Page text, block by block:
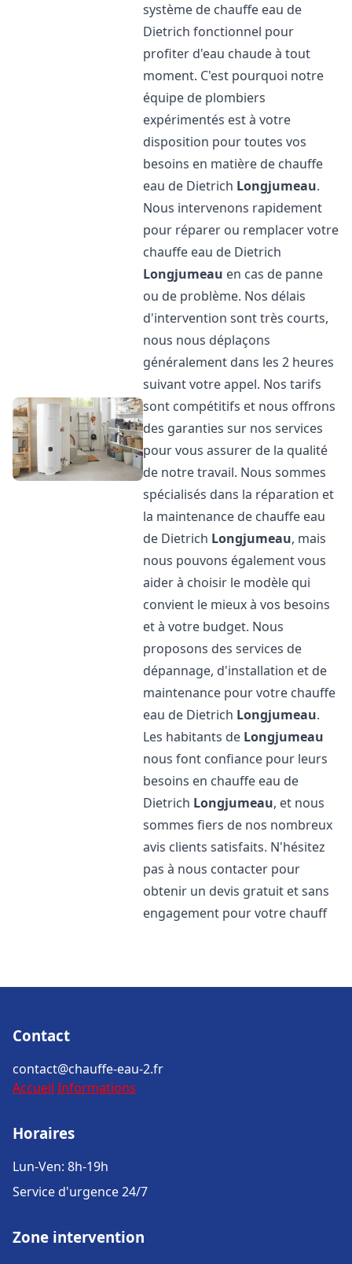
système de chauffe eau de
Dietrich fonctionnel pour
profiter d'eau chaude à tout
moment. C'est pourquoi notre
équipe de plombiers
expérimentés est à votre
disposition pour toutes vos
besoins en matière de chauffe
eau de Dietrich Longjumeau.
Nous intervenons rapidement
pour réparer ou remplacer votre
chauffe eau de Dietrich
Longjumeau en cas de panne
ou de problème. Nos délais
d'intervention sont très courts,
nous nous déplaçons
généralement dans les 2 heures
suivant votre appel. Nos tarifs
sont compétitifs et nous offrons
des garanties sur nos services
pour vous assurer de la qualité
de notre travail. Nous sommes
spécialisés dans la réparation et
la maintenance de chauffe eau
de Dietrich Longjumeau, mais
nous pouvons également vous
aider à choisir le modèle qui
convient le mieux à vos besoins
et à votre budget. Nous
proposons des services de
dépannage, d'installation et de
maintenance pour votre chauffe
eau de Dietrich Longjumeau.
Les habitants de Longjumeau
nous font confiance pour leurs
besoins en chauffe eau de
Dietrich Longjumeau, et nous
sommes fiers de nos nombreux
avis clients satisfaits. N'hésitez
pas à nous contacter pour
obtenir un devis gratuit et sans
engagement pour votre chauff
Contact
contact@chauffe-eau-2.fr
Accueil Informations
Horaires
Lun-Ven: 8h-19h
Service d'urgence 24/7
Zone intervention